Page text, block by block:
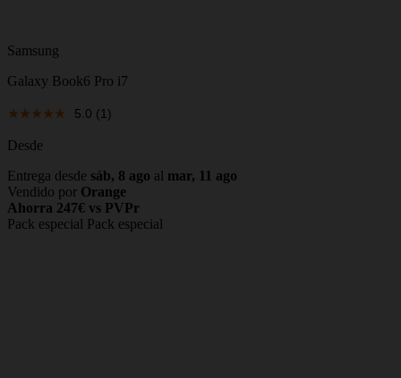
Samsung
Galaxy Book6 Pro i7
5.0 (1)
Desde
Entrega desde sáb, 8 ago al mar, 11 ago
Vendido por Orange
Ahorra 247€ vs PVPr
Pack especial Pack especial